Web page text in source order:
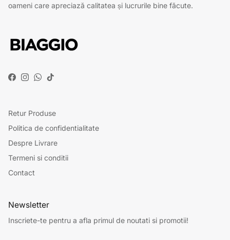
oameni care apreciază calitatea și lucrurile bine făcute.
Facebook
Instagram
WhatsApp
TikTok
Retur Produse
Politica de confidentialitate
Despre Livrare
Termeni si conditii
Contact
Newsletter
Inscriete-te pentru a afla primul de noutati si promotii!